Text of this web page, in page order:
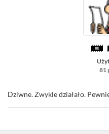
81
Dziwne. Zwykle działało.